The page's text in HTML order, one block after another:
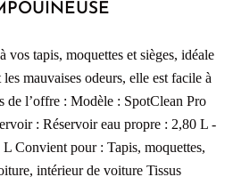
vos tapis, moquettes et sièges, idéale
mauvaises odeurs, elle est facile à
de l’offre : Modèle : SpotClean Pro
: Réservoir eau propre : 2,80 L -
Convient pour : Tapis, moquettes,
intérieur de voiture Tissus